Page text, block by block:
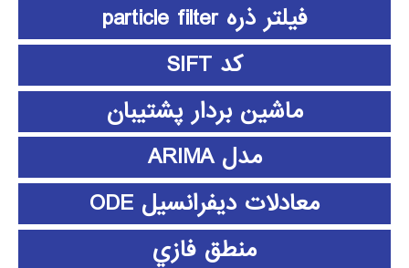
فیلتر ذره particle filter
کد SIFT
ماشین بردار پشتیبان
مدل ARIMA
معادلات دیفرانسیل ODE
منطق فازي